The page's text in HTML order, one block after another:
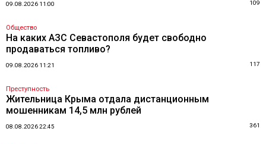
09.08.2026 11:00 109
Общество
На каких АЗС Севастополя будет свободно
продаваться топливо?
09.08.2026 11:21 117
Преступность
Жительница Крыма отдала дистанционным
мошенникам 14,5 млн рублей
08.08.2026 22:45 361